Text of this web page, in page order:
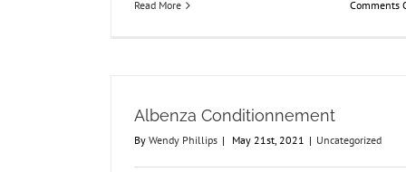
Read More Comments
Albenza Conditionnement
By Wendy Phillips | May 21st, 2021 | Uncategorized